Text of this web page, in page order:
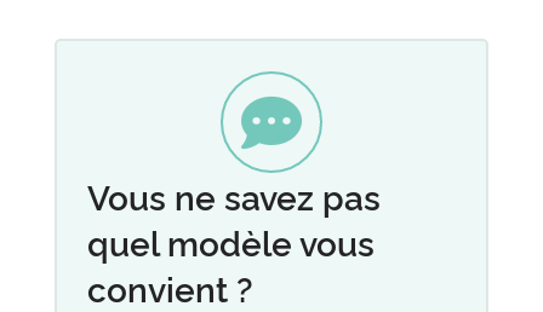
Vous ne savez pas
quel modèle vous
convient ?